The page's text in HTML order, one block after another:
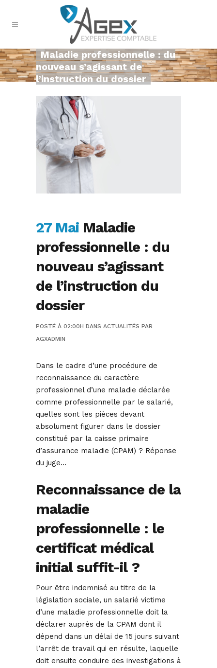
Maladie professionnelle : du
nouveau s’agissant de
l’instruction du dossier
27 Mai Maladie
professionnelle : du
nouveau s’agissant
de l’instruction du
dossier
POSTÉ À 02:00H DANS ACTUALITÉS PAR
AGXADMIN
Dans le cadre d’une procédure de
reconnaissance du caractère
professionnel d’une maladie déclarée
comme professionnelle par le salarié,
quelles sont les pièces devant
absolument figurer dans le dossier
constitué par la caisse primaire
d’assurance maladie (CPAM) ? Réponse
du juge…
Reconnaissance de la
maladie
professionnelle : le
certificat médical
initial suffit-il ?
Pour être indemnisé au titre de la
législation sociale, un salarié victime
d’une maladie professionnelle doit la
déclarer auprès de la CPAM dont il
dépend dans un délai de 15 jours suivant
l’arrêt de travail qui en résulte, laquelle
doit ensuite conduire des investigations à